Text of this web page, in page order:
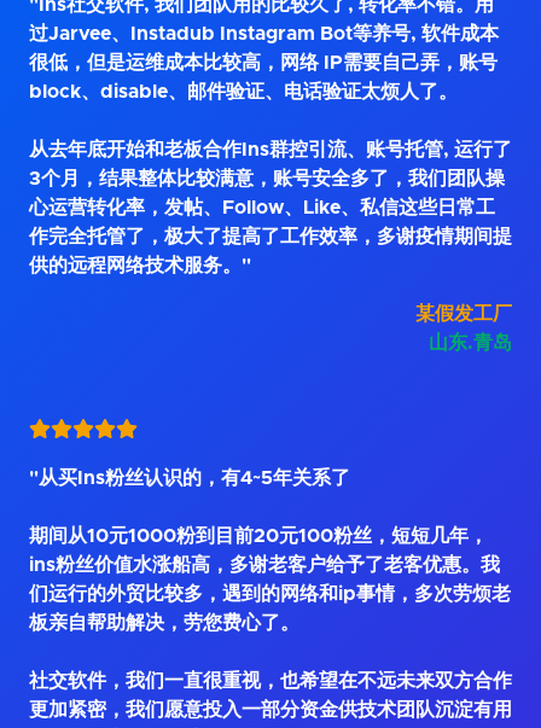
"Ins社交软件, 我们团队用的比较久了, 转化率不错。用
过Jarvee、Instadub Instagram Bot等养号, 软件成本
很低，但是运维成本比较高，网络 IP需要自己弄，账号
block、disable、邮件验证、电话验证太烦人了。
从去年底开始和老板合作Ins群控引流、账号托管, 运行了
3个月，结果整体比较满意，账号安全多了，我们团队操
心运营转化率，发帖、Follow、Like、私信这些日常工
作完全托管了，极大了提高了工作效率，多谢疫情期间提
供的远程网络技术服务。"
某假发工厂
山东.青岛
"从买Ins粉丝认识的，有4~5年关系了
期间从10元1000粉到目前20元100粉丝，短短几年，
ins粉丝价值水涨船高，多谢老客户给予了老客优惠。我
们运行的外贸比较多，遇到的网络和ip事情，多次劳烦老
板亲自帮助解决，劳您费心了。
社交软件，我们一直很重视，也希望在不远未来双方合作
更加紧密，我们愿意投入一部分资金供技术团队沉淀有用